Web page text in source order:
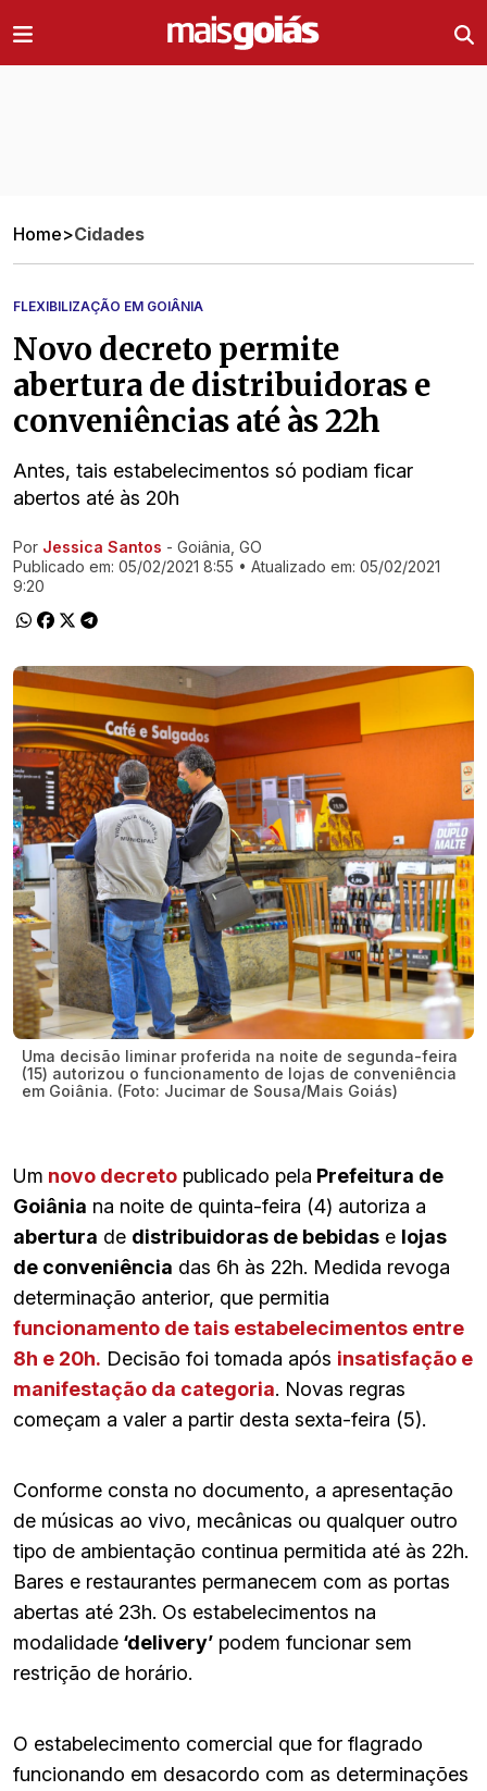
Home>Cidades
FLEXIBILIZAÇÃO EM GOIÂNIA
Novo decreto permite
abertura de distribuidoras e
conveniências até às 22h
Antes, tais estabelecimentos só podiam ficar
abertos até às 20h
Ir direto pra matéria
Por Jessica Santos - Goiânia, GO
Publicado em: 05/02/2021 8:55 • Atualizado em: 05/02/2021
9:20
Uma decisão liminar proferida na noite de segunda-feira
(15) autorizou o funcionamento de lojas de conveniência
em Goiânia. (Foto: Jucimar de Sousa/Mais Goiás)
Um novo decreto publicado pela Prefeitura de
Goiânia na noite de quinta-feira (4) autoriza a
abertura de distribuidoras de bebidas e lojas
de conveniência das 6h às 22h. Medida revoga
determinação anterior, que permitia
funcionamento de tais estabelecimentos entre
8h e 20h. Decisão foi tomada após insatisfação e
manifestação da categoria. Novas regras
começam a valer a partir desta sexta-feira (5).
Conforme consta no documento, a apresentação
de músicas ao vivo, mecânicas ou qualquer outro
tipo de ambientação continua permitida até às 22h.
Bares e restaurantes permanecem com as portas
abertas até 23h. Os estabelecimentos na
modalidade ‘delivery’ podem funcionar sem
restrição de horário.
O estabelecimento comercial que for flagrado
funcionando em desacordo com as determinações